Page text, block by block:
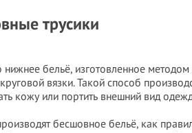
трусики
бельё, изготовленное
вязки. Такой способ
кожу или портить внешний вид
бесшовное бельё, как